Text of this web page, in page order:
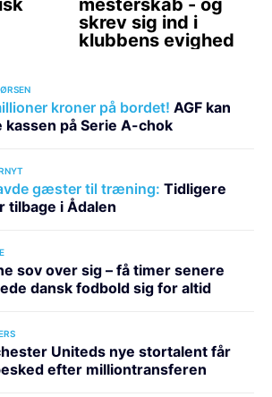
kroner på bordet! AGF kan
kassen på Serie A-chok
gæster til træning: Tidligere
tilbage i Ådalen
sov over sig – få timer senere
dansk fodbold sig for altid
Uniteds nye stortalent får
efter milliontransferen